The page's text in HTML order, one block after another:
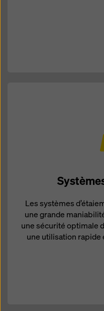
Les systèmes
une grande
une sécurité optimale
une utilisation rapide